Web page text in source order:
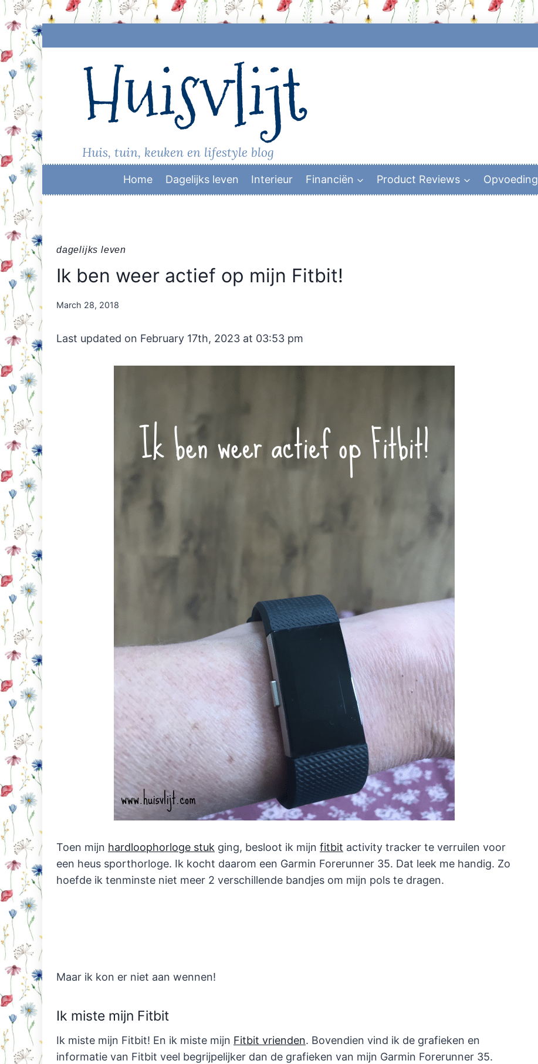
Skip
to
Huisvlijt
Huis, tuin, keuken en lifestyle blog
Home Dagelijks leven Interieur Financiën Product Reviews Opvoeding
dagelijks leven
Ik ben weer actief op mijn Fitbit!
By
March 28, 2018
Last updated on February 17th, 2023 at 03:53 pm
Toen mijn hardloophorloge stuk ging, besloot ik mijn fitbit activity tracker te verruilen voor
een heus sporthorloge. Ik kocht daarom een Garmin Forerunner 35. Dat leek me handig. Zo
hoefde ik tenminste niet meer 2 verschillende bandjes om mijn pols te dragen.
Maar ik kon er niet aan wennen!
Ik miste mijn Fitbit
Ik miste mijn Fitbit! En ik miste mijn Fitbit vrienden. Bovendien vind ik de grafieken en
informatie van Fitbit veel begrijpelijker dan de grafieken van mijn Garmin Forerunner 35.